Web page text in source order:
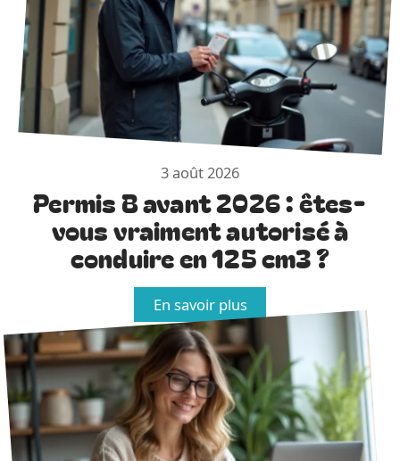
3 août 2026
Permis B avant 2026 : êtes-
vous vraiment autorisé à
conduire en 125 cm3 ?
En savoir plus